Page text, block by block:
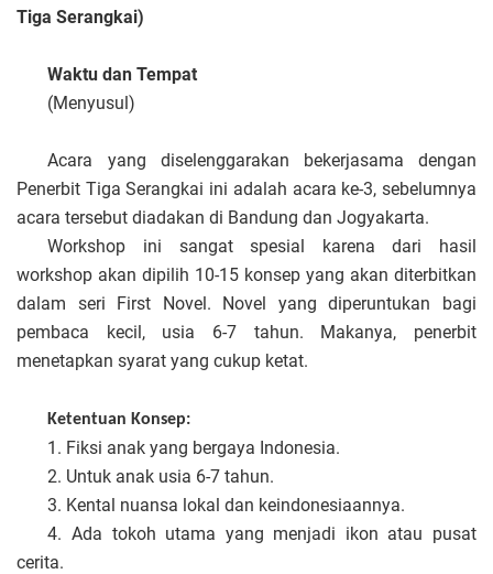
Tiga Serangkai)
Waktu danTempat
(Menyusul)
Acara yang diselenggarakan bekerjasama dengan
Penerbit Tiga Serangkai ini adalah acara ke-3, sebelumnya
acara tersebut diadakan di Bandung dan Jogyakarta.
Workshop ini sangat spesial karena dari hasil
workshop akan dipilih 10-15 konsep yang akan diterbitkan
dalam seri First Novel. Novel yang diperuntukan bagi
pembaca kecil, usia 6-7 tahun. Makanya, penerbit
menetapkan syarat yang cukup ketat.
Ketentuan Konsep:
1. Fiksi anak yang bergaya Indonesia.
2. Untuk anak usia 6-7 tahun.
3. Kental nuansa lokal dan keindonesiaannya.
4. Ada tokoh utama yang menjadi ikon atau pusat
cerita.